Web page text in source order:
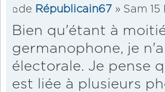
de Républicain67 » Sam
Bien qu'étant à
germanophone, je
électorale. Je pense
est liée à plusieurs